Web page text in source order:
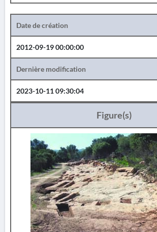
Date de création
2012-09-19 00:00:00
Dernière modification
2023-10-11 09:30:04
Figure(s)